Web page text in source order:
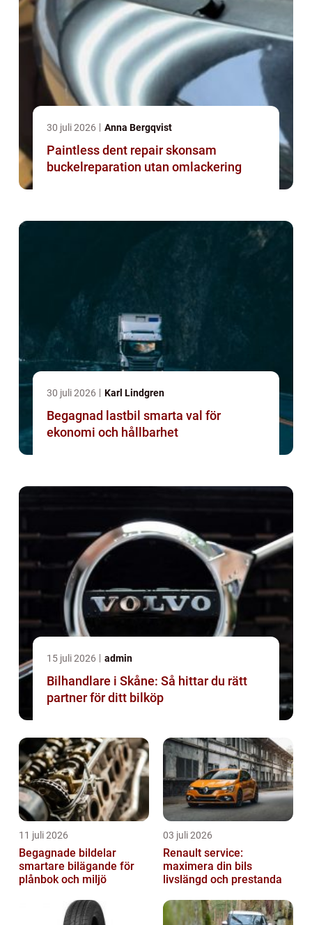
30 juli 2026 Anna Bergqvist
Paintless dent repair skonsam
buckelreparation utan omlackering
30 juli 2026 Karl Lindgren
Begagnad lastbil smarta val för
ekonomi och hållbarhet
15 juli 2026 admin
Bilhandlare i Skåne: Så hittar du rätt
partner för ditt bilköp
11 juli 2026
Begagnade bildelar
smartare bilägande för
plånbok och miljö
03 juli 2026
Renault service:
maximera din bils
livslängd och prestanda